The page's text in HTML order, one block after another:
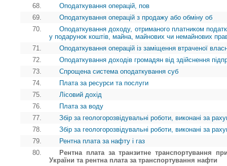
68.
Оподаткування операцій, пов
69.
Оподаткування операцій з продажу або обміну об
70.
Оподаткування доходу, отриманого платником
у подарунок коштів, майна, майнових чи немайнових
71.
Оподаткування операцій із заміщення втраченої
72.
Оподаткування доходів громадян від здійснення
73.
Спрощена система оподаткування суб
74.
Плата за ресурси та послуги
75.
Лісовий дохід
76.
Плата за воду
77.
Збір за геологорозвідувальні роботи, виконані за
78.
Збір за геологорозвідувальні роботи, виконані за
79.
Рентна плата за нафту і газ
80.
Рентна плата за транзитне транспортування
України та рентна плата за транспортування нафти